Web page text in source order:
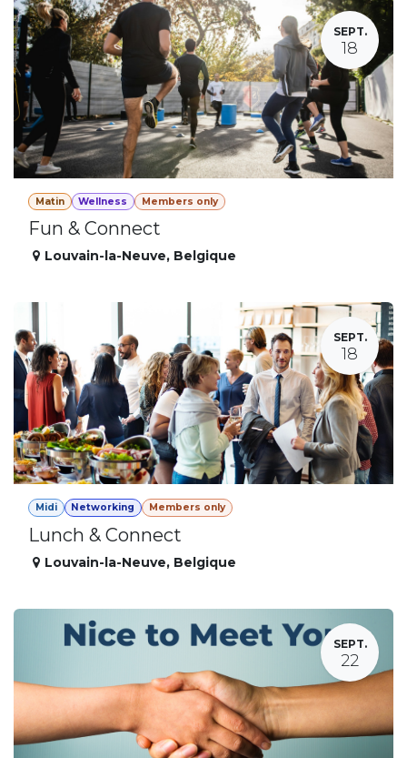
SEPT.
18
Matin Wellness Members only
Fun & Connect
Louvain-la-Neuve, Belgique
SEPT.
18
Midi Networking Members only
Lunch & Connect
Louvain-la-Neuve, Belgique
SEPT.
22